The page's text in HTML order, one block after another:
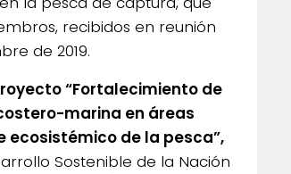
recibidos en reunión
de 2019.
“Fortalecimiento de
marina en áreas
ecosistémico de la pesca”,
Sostenible de la Nación